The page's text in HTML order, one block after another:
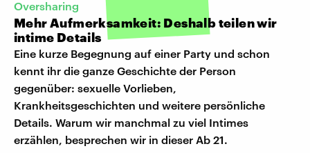
Oversharing
Mehr Aufmerksamkeit: Deshalb teilen wir
intime Details
Eine kurze Begegnung auf einer Party und schon
kennt ihr die ganze Geschichte der Person
gegenüber: sexuelle Vorlieben,
Krankheitsgeschichten und weitere persönliche
Details. Warum wir manchmal zu viel Intimes
erzählen, besprechen wir in dieser Ab 21.